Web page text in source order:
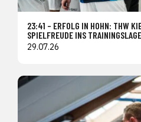
23:41 – ERFOLG IN HOHN: THW
SPIELFREUDE INS
29.07.26